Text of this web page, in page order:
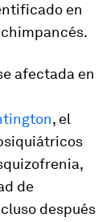
en
afectada en
, el
de
después